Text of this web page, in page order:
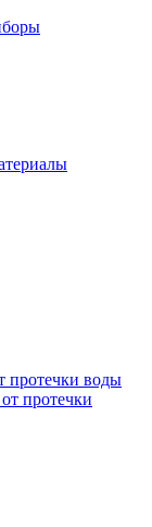
протечки воды
протечки